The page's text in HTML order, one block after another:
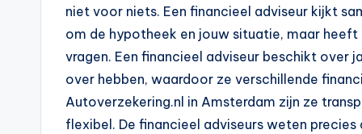
niet voor niets. Een financieel adviseur kijkt
om de hypotheek en jouw situatie, maar
vragen. Een financieel adviseur beschikt over
over hebben, waardoor ze verschillende
Autoverzekering.nl in Amsterdam zijn ze
flexibel. De financieel adviseurs weten